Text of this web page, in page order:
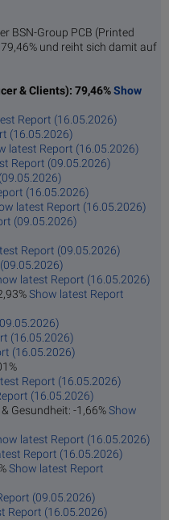
BSN-Group PCB (Printed
und reiht sich damit auf
& Clients): 79,46%Show
Report (16.05.2026)
(16.05.2026)
latest Report (16.05.2026)
Report (09.05.2026)
(16.05.2026)
latest Report (16.05.2026)
(09.05.2026)
Report (09.05.2026)
latest Report (16.05.2026)
Show latest Report
(16.05.2026)
(16.05.2026)
Report (16.05.2026)
(16.05.2026)
Gesundheit: -1,66%Show
latest Report (16.05.2026)
Report (16.05.2026)
Show latest Report
(09.05.2026)
Report (16.05.2026)